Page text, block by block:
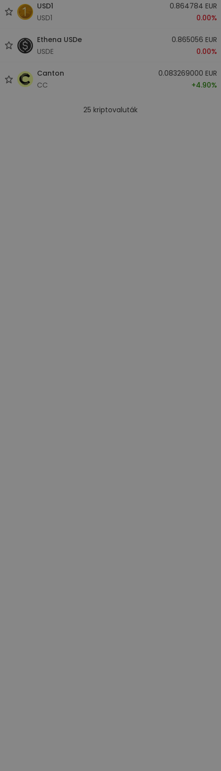
USD1
USD1
0.864784 EUR
0.00%
Ethena USDe
USDE
0.865056 EUR
0.00%
Canton
CC
0.083269000 EUR
+4.90%
25 kriptovaluták